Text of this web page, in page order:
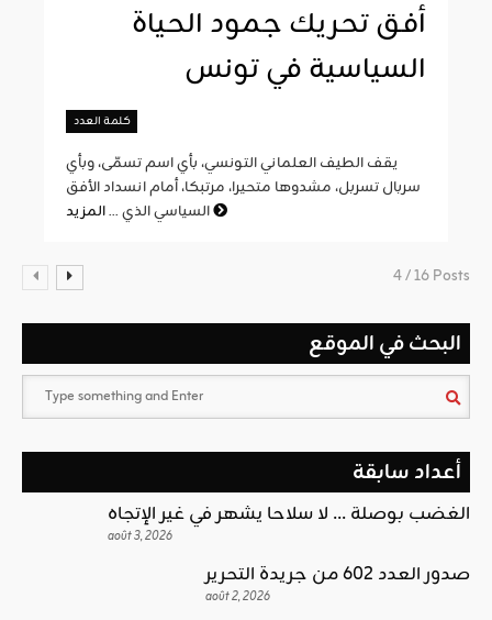
أفق تحريك جمود الحياة
السياسية في تونس
كلمة العدد
يقف الطيف العلماني التونسي، بأي اسم تسمّى، وبأي
سربال تسربل، مشدوها متحيرا، مرتبكا، أمام انسداد الأفق
السياسي الذي ...
4 / 16 Posts
البحث في الموقع
أعداد سابقة
الغضب بوصلة … لا سلاحا يشهر في غير الإتجاه
août 3, 2026
صدور العدد 602 من جريدة التحرير
août 2, 2026